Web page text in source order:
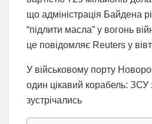
що адміністрація Байдена
“підлити масла” у вогонь
це повідомляє Reuters у
У військовому порту
один цікавий корабель:
зустрічались